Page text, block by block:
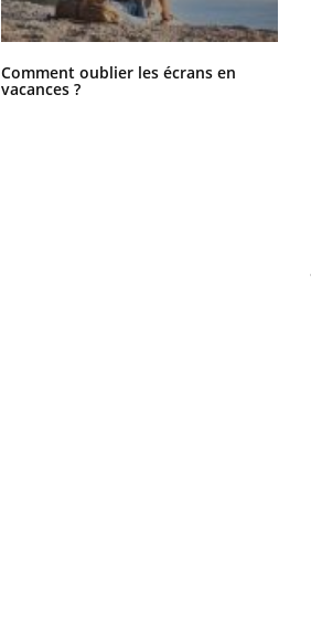
Comment oublier les écrans en
vacances ?